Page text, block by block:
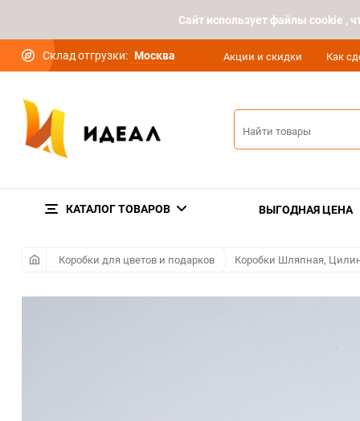
Cайт использует файлы cookie ,
Склад отгрузки: Москва Акции и скидки Как
КАТАЛОГ ТОВАРОВ ВЫГОДНАЯ ЦЕНА
Коробки для цветов и подарков Коробки Шляпная,